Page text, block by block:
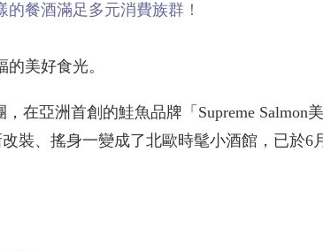
餐酒滿足多元消費族群！
美好食光。
在亞洲首創的鮭魚品牌「Supreme Salmon
裝、搖身一變成了北歐時髦小酒館，已於6